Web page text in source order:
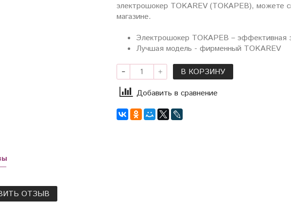
электрошокер TOKAREV (ТОКАРЕВ), можете
магазине.
Электрошокер ТОКАРЕВ – эффективная
Лучшая модель - фирменный TOKAREV
В КОРЗИНУ
Добавить в сравнение
ОТЗЫВ